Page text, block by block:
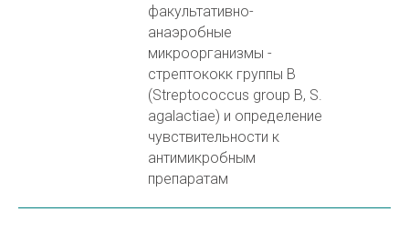
факультативно-
анаэробные
микроорганизмы -
стрептококк группы В
(Streptococcus group В, S.
agalactiae) и определение
чувствительности к
антимикробным
препаратам